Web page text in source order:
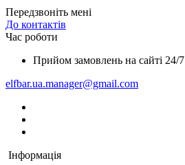
Передзвоніть мені
До контактів
Час роботи
Прийом замовлень на сайті 24/7
elfbar.ua.manager@gmail.com
Інформація